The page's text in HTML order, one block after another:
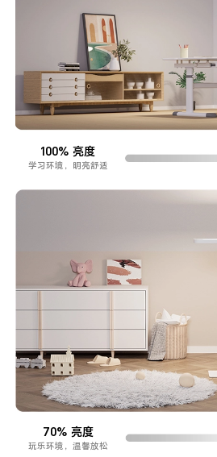
100% 亮度
学习环境，明亮舒适
70% 亮度
玩乐环境，温馨放松